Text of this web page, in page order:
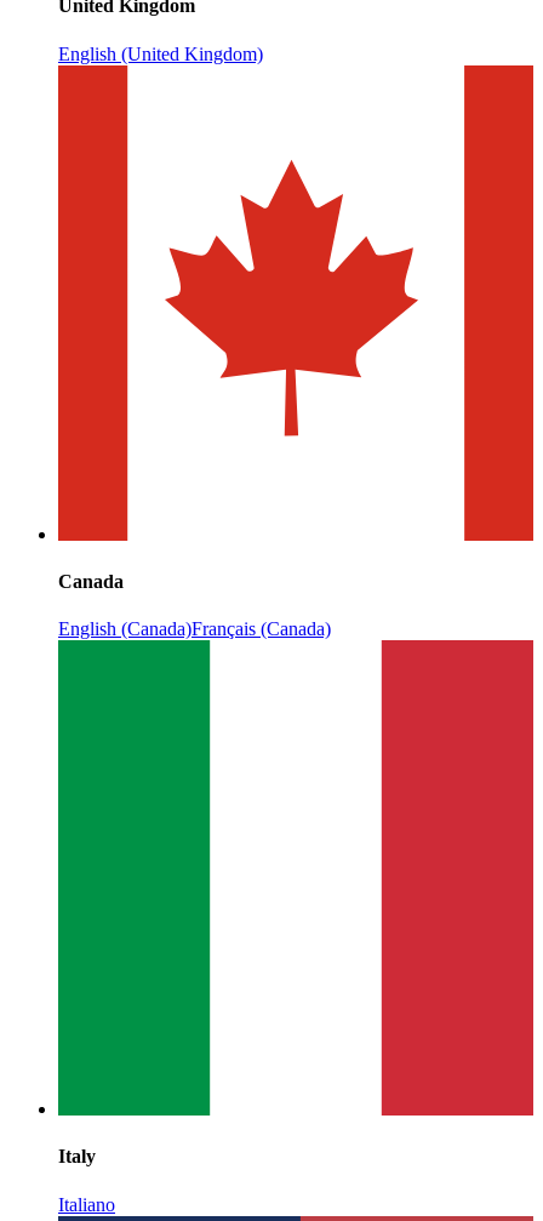
United Kingdom
English (United Kingdom)
Canada
English (Canada)Français (Canada)
Italy
Italiano